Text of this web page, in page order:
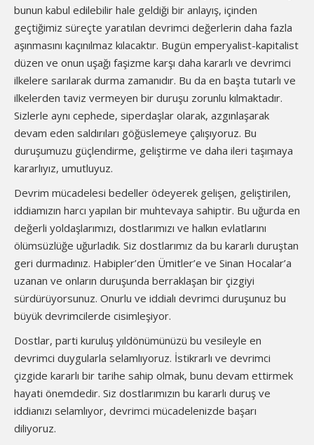
bunun kabul edilebilir hale geldiği bir anlayış, içinden
geçtiğimiz süreçte yaratılan devrimci değerlerin daha fazla
aşınmasını kaçınılmaz kılacaktır. Bugün emperyalist-kapitalist
düzen ve onun uşağı faşizme karşı daha kararlı ve devrimci
ilkelere sarılarak durma zamanıdır. Bu da en başta tutarlı ve
ilkelerden taviz vermeyen bir duruşu zorunlu kılmaktadır.
Sizlerle aynı cephede, siperdaşlar olarak, azgınlaşarak
devam eden saldırıları göğüslemeye çalışıyoruz. Bu
duruşumuzu güçlendirme, geliştirme ve daha ileri taşımaya
kararlıyız, umutluyuz.
Devrim mücadelesi bedeller ödeyerek gelişen, geliştirilen,
iddiamızın harcı yapılan bir muhtevaya sahiptir. Bu uğurda en
değerli yoldaşlarımızı, dostlarımızı ve halkın evlatlarını
ölümsüzlüğe uğurladık. Siz dostlarımız da bu kararlı duruştan
geri durmadınız. Habipler’den Ümitler’e ve Sinan Hocalar’a
uzanan ve onların duruşunda berraklaşan bir çizgiyi
sürdürüyorsunuz. Onurlu ve iddialı devrimci duruşunuz bu
büyük devrimcilerde cisimleşiyor.
Dostlar, parti kuruluş yıldönümünüzü bu vesileyle en
devrimci duygularla selamlıyoruz. İstikrarlı ve devrimci
çizgide kararlı bir tarihe sahip olmak, bunu devam ettirmek
hayati önemdedir. Siz dostlarımızın bu kararlı duruş ve
iddianızı selamlıyor, devrimci mücadelenizde başarı
diliyoruz.